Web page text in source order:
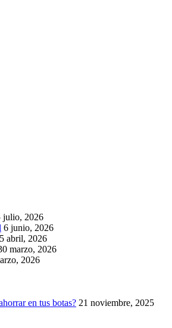
julio, 2026
6 junio, 2026
abril, 2026
marzo, 2026
2026
en tus botas? 21 noviembre, 2025